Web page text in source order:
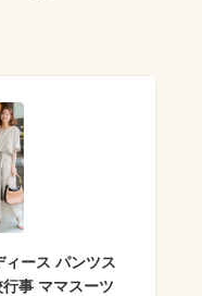
ィース パンツス
事 ママスーツ